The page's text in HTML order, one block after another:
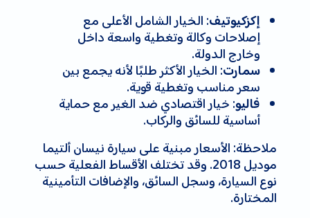
إكزكيوتيف: الخيار الشامل الأعلى مع
إصلاحات وكالة وتغطية واسعة داخل
وخارج الدولة.
سمارت: الخيار الأكثر طلبًا لأنه يجمع بين
سعر مناسب وتغطية قوية.
فاليو: خيار اقتصادي ضد الغير مع حماية
أساسية للسائق والركاب.
ملاحظة: الأسعار مبنية على سيارة نيسان ألتيما
موديل 2018. وقد تختلف الأقساط الفعلية حسب
نوع السيارة، وسجل السائق، والإضافات التأمينية
المختارة.